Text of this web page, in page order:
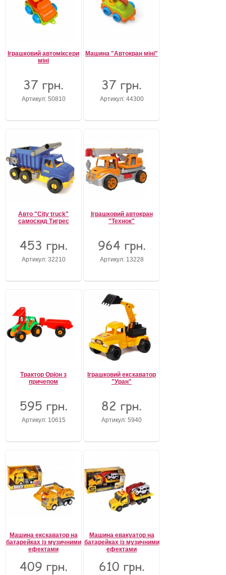
Іграшковий автоміксери
міні
37 грн.
Артикул: 50810
Машина "Автокран міні"
37 грн.
Артикул: 44300
Авто "City truck"
самоскид Тигрес
453 грн.
Артикул: 32210
Іграшковий автокран
"Технок"
964 грн.
Артикул: 13228
Трактор Оріон з
причепом
595 грн.
Артикул: 10615
Іграшковий екскаватор
"Уран"
82 грн.
Артикул: 5940
Машина екскаватор на
батарейках із музичними
ефектами
409 грн.
Машина евакуатор на
батарейках із музичними
ефектами
610 грн.